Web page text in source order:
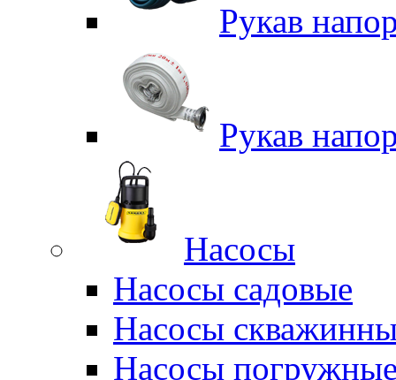
Рукав
Рукав
Насосы
Насосы садовые
Насосы
Насосы